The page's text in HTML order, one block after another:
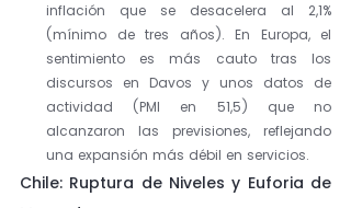
inflación que se desacelera al 2,1%
(mínimo de tres años). En Europa, el
sentimiento es más cauto tras los
discursos en Davos y unos datos de
actividad (PMI en 51,5) que no
alcanzaron las previsiones, reflejando
una expansión más débil en servicios.
Chile: Ruptura de Niveles y Euforia de